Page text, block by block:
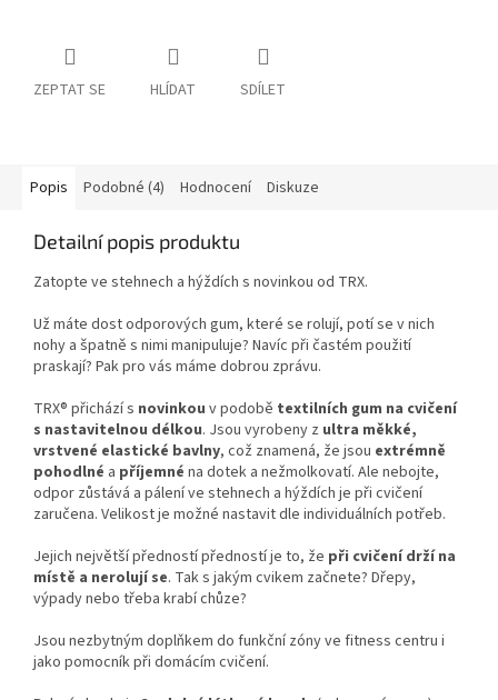
ZEPTAT SE HLÍDAT SDÍLET
Popis Podobné (4) Hodnocení Diskuze
Detailní popis produktu
Zatopte ve stehnech a hýždích s novinkou od TRX.
Už máte dost odporových gum, které se rolují, potí se v nich
nohy a špatně s nimi manipuluje? Navíc při častém použití
praskají? Pak pro vás máme dobrou zprávu.
TRX® přichází s novinkou v podobě textilních gum na cvičení
s nastavitelnou délkou. Jsou vyrobeny z ultra měkké,
vrstvené elastické bavlny, což znamená, že jsou extrémně
pohodlné a příjemné na dotek a nežmolkovatí. Ale nebojte,
odpor zůstává a pálení ve stehnech a hýždích je při cvičení
zaručena. Velikost je možné nastavit dle individuálních potřeb.
Jejich největší předností předností je to, že při cvičení drží na
místě a nerolují se. Tak s jakým cvikem začnete? Dřepy,
výpady nebo třeba krabí chůze?
Jsou nezbytným doplňkem do funkční zóny ve fitness centru i
jako pomocník při domácím cvičení.